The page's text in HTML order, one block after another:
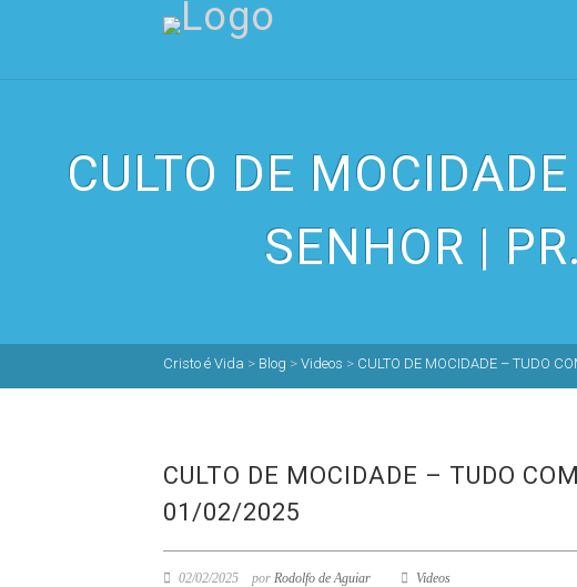
CULTO DE
SENHOR |
Cristo é Vida > Blog > Videos > CULTO DE MOCIDADE – TUDO
CULTO DE MOCIDADE – TUDO
01/02/2025
02/02/2025 por Rodolfo de Aguiar Videos